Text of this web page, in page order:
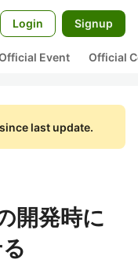
Login Signup
Event Official
last update.
開発時に